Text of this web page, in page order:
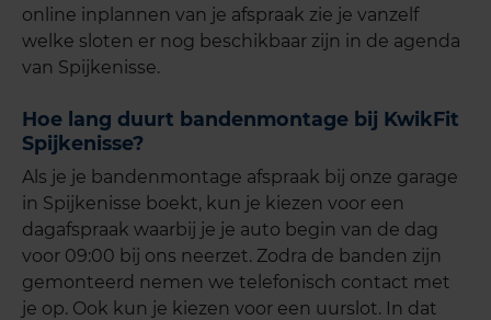
online inplannen van je afspraak zie je vanzelf
welke sloten er nog beschikbaar zijn in de agenda
van Spijkenisse.
Hoe lang duurt bandenmontage bij KwikFit
Spijkenisse?
Als je je bandenmontage afspraak bij onze garage
in Spijkenisse boekt, kun je kiezen voor een
dagafspraak waarbij je je auto begin van de dag
voor 09:00 bij ons neerzet. Zodra de banden zijn
gemonteerd nemen we telefonisch contact met
je op. Ook kun je kiezen voor een uurslot. In dat